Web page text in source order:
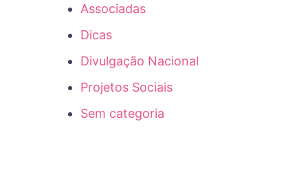
Associadas
Dicas
Divulgação Nacional
Projetos Sociais
Sem categoria